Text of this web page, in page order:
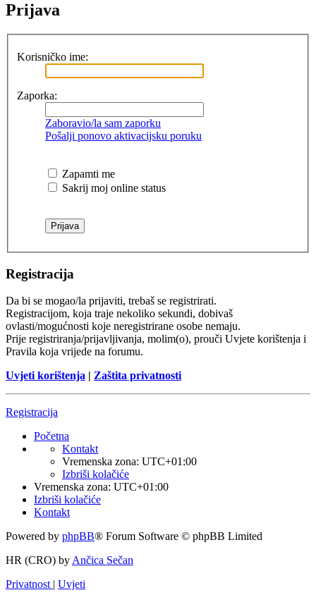
Prijava
Korisničko ime:
Zaporka:
Zaboravio/la sam zaporku
Pošalji ponovo aktivacijsku poruku
Zapamti me
Sakrij moj online status
Registracija
Da bi se mogao/la prijaviti, trebaš se registrirati.
Registracijom, koja traje nekoliko sekundi, dobivaš
ovlasti/mogućnosti koje neregistrirane osobe nemaju.
Prije registriranja/prijavljivanja, molim(o), prouči Uvjete korištenja i
Pravila koja vrijede na forumu.
Uvjeti korištenja | Zaštita privatnosti
Registracija
Početna
Kontakt
Vremenska zona: UTC+01:00
Izbriši kolačiće
Vremenska zona: UTC+01:00
Izbriši kolačiće
Kontakt
Powered by phpBB® Forum Software © phpBB Limited
HR (CRO) by Ančica Sečan
Privatnost | Uvjeti